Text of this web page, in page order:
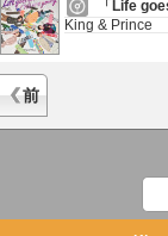
「Life
King & Prince
前